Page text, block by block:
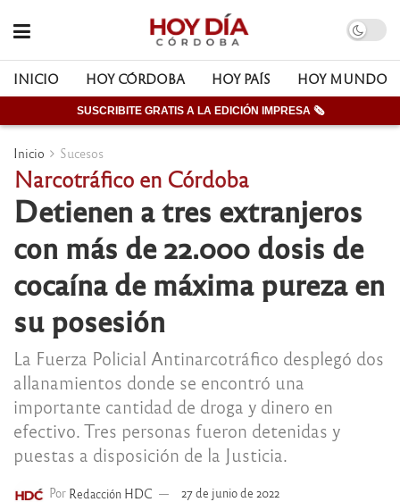
INICIO HOY CÓRDOBA HOY PAÍS HOY MUNDO
SUSCRIBITE GRATIS A LA EDICIÓN IMPRESA 🗞
Inicio Sucesos
Narcotráfico en Córdoba
Detienen a tres extranjeros
con más de 22.000 dosis de
cocaína de máxima pureza en
su posesión
La Fuerza Policial Antinarcotráfico desplegó dos
allanamientos donde se encontró una
importante cantidad de droga y dinero en
efectivo. Tres personas fueron detenidas y
puestas a disposición de la Justicia.
Por Redacción HDC 27 de junio de 2022